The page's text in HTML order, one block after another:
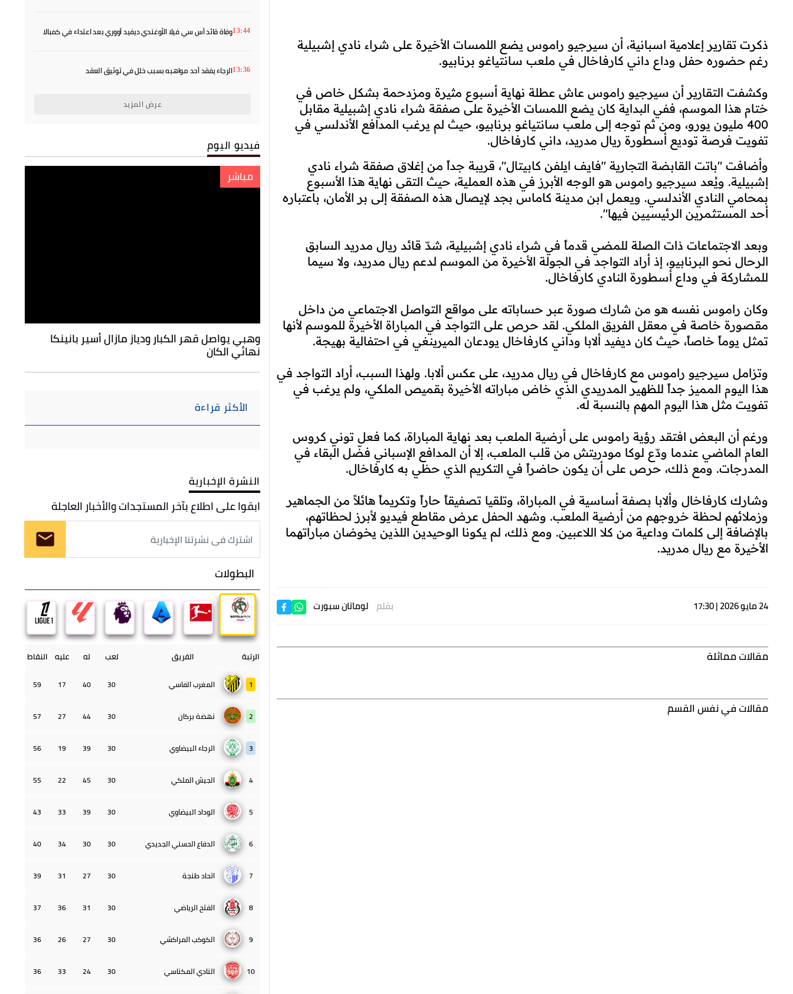
ذكرت تقارير إعلامية اسبانية، أن سيرجيو راموس يضع اللمسات الأخيرة على شراء نادي إشبيلية
رغم حضوره حفل وداع داني كارفاخال في ملعب سانتياغو برنابيو.
وكشفت التقارير أن سيرجيو راموس عاش عطلة نهاية أسبوع مثيرة ومزدحمة بشكل خاص في
ختام هذا الموسم، ففي البداية كان يضع اللمسات الأخيرة على صفقة شراء نادي إشبيلية مقابل
400 مليون يورو، ومن ثم توجه إلى ملعب سانتياغو برنابيو، حيث لم يرغب المدافع الأندلسي في
تفويت فرصة توديع أسطورة ريال مدريد، داني كارفاخال.
وأضافت "باتت القابضة التجارية "فايف ايلفن كابيتال"، قريبة جداً من إغلاق صفقة شراء نادي
إشبيلية. ويُعد سيرجيو راموس هو الوجه الأبرز في هذه العملية، حيث التقى نهاية هذا الأسبوع
بمحامي النادي الأندلسي. ويعمل ابن مدينة كاماس بجد لإيصال هذه الصفقة إلى بر الأمان، باعتباره
أحد المستثمرين الرئيسيين فيها".
وبعد الاجتماعات ذات الصلة للمضي قدماً في شراء نادي إشبيلية، شدّ قائد ريال مدريد السابق
الرحال نحو البرنابيو، إذ أراد التواجد في الجولة الأخيرة من الموسم لدعم ريال مدريد، ولا سيما
للمشاركة في وداع أسطورة النادي كارفاخال.
وكان راموس نفسه هو من شارك صورة عبر حساباته على مواقع التواصل الاجتماعي من داخل
مقصورة خاصة في معقل الفريق الملكي. لقد حرص على التواجد في المباراة الأخيرة للموسم لأنها
تمثل يوماً خاصاً، حيث كان ديفيد ألابا وداني كارفاخال يودعان الميرينغي في احتفالية بهيجة.
وتزامل سيرجيو راموس مع كارفاخال في ريال مدريد، على عكس ألابا. ولهذا السبب، أراد التواجد في
هذا اليوم المميز جداً للظهير المدريدي الذي خاض مباراته الأخيرة بقميص الملكي، ولم يرغب في
تفويت مثل هذا اليوم المهم بالنسبة له.
ورغم أن البعض افتقد رؤية راموس على أرضية الملعب بعد نهاية المباراة، كما فعل توني كروس
العام الماضي عندما ودّع لوكا مودريتش من قلب الملعب، إلا أن المدافع الإسباني فضّل البقاء في
المدرجات. ومع ذلك، حرص على أن يكون حاضراً في التكريم الذي حظي به كارفاخال.
وشارك كارفاخال وألابا بصفة أساسية في المباراة، وتلقيا تصفيقاً حاراً وتكريماً هائلاً من الجماهير
وزملائهم لحظة خروجهم من أرضية الملعب. وشهد الحفل عرض مقاطع فيديو لأبرز لحظاتهم،
بالإضافة إلى كلمات وداعية من كلا اللاعبين. ومع ذلك، لم يكونا الوحيدين اللذين يخوضان مباراتهما
الأخيرة مع ريال مدريد.
24 مايو 2026 | 17:30 بقلم لوماتان سبورت
مقالات مماثلة
مقالات في نفس القسم
13:44وفاة قائد أس سي فيلا الأوغندي ديفيد أووري بعد اعتداء في كمبالا
13:36الرجاء يفقد أحد مواهبه بسبب خلل في توثيق العقد
عرض المزيد
فيديو اليوم
مباشر
وهبي يواصل قهر الكبار ودياز مازال أسير بانينكا
نهائي الكان
الأكثر قراءة
النشرة الإخبارية
ابقوا على اطلاع بآخر المستجدات والأخبار العاجلة
البطولات
الرتبة الفريق لعب له عليه النقاط
1 المغرب الفاسي 30
40
17
59
2 نهضة بركان 30
44
27
57
3 الرجاء البيضاوي 30
39
19
56
4 الجيش الملكي 30
45
22
55
5 الوداد البيضاوي 30
39
33
43
6 الدفاع الحسني الجديدي 30
30
34
40
7 اتحاد طنجة 30
27
31
39
8 الفتح الرياضي 30
31
36
37
9 الكوكب المراكشي 30
27
26
36
10 النادي المكناسي 30
24
33
36